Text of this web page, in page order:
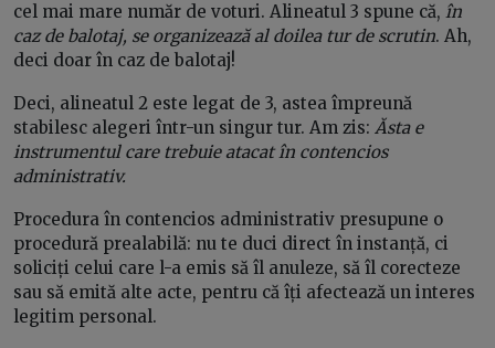
cel mai mare număr de voturi. Alineatul 3 spune că, în
caz de balotaj, se organizează al doilea tur de scrutin. Ah,
deci doar în caz de balotaj!
Deci, alineatul 2 este legat de 3, astea împreună
stabilesc alegeri într-un singur tur. Am zis: Ăsta e
instrumentul care trebuie atacat în contencios
administrativ.
Procedura în contencios administrativ presupune o
procedură prealabilă: nu te duci direct în instanță, ci
soliciți celui care l-a emis să îl anuleze, să îl corecteze
sau să emită alte acte, pentru că îți afectează un interes
legitim personal.